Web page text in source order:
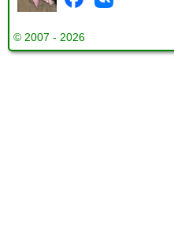
© 2007 - 2026